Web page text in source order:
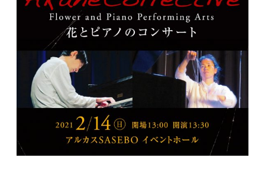
日々のレポート
Specials
プロフィール
演奏依頼